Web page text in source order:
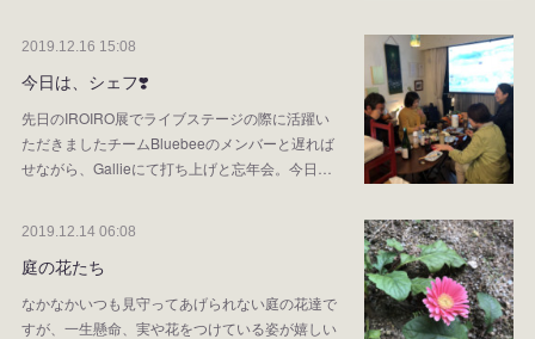
2019.12.16 15:08
今日は、シェフ❣️
先日のIROIRO展でライブステージの際に活躍い
ただきましたチームBluebeeのメンバーと遅れば
せながら、Gallieにて打ち上げと忘年会。今日…
2019.12.14 06:08
庭の花たち
なかなかいつも見守ってあげられない庭の花達で
すが、一生懸命、実や花をつけている姿が嬉しい